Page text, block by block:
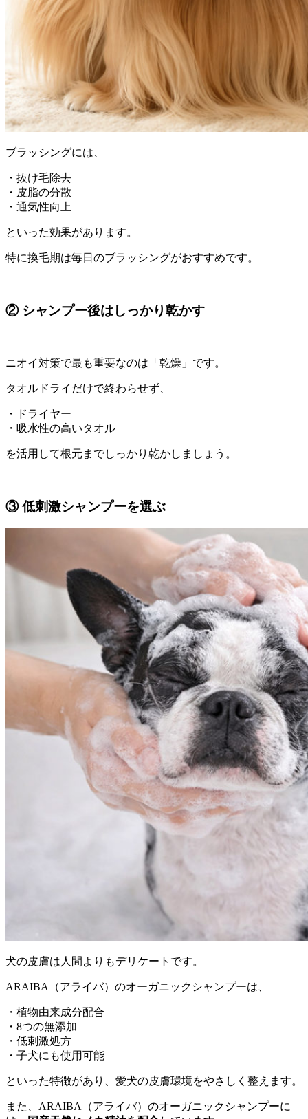
ブラッシングには、
・抜け毛除去
・皮脂の分散
・通気性向上
といった効果があります。
特に換毛期は毎日のブラッシングがおすすめです。
② シャンプー後はしっかり乾かす
ニオイ対策で最も重要なのは「乾燥」です。
タオルドライだけで終わらせず、
・ドライヤー
・吸水性の高いタオル
を活用して根元までしっかり乾かしましょう。
③ 低刺激シャンプーを選ぶ
犬の皮膚は人間よりもデリケートです。
ARAIBA（アライバ）のオーガニックシャンプーは、
・植物由来成分配合
・8つの無添加
・低刺激処方
・子犬にも使用可能
といった特徴があり、愛犬の皮膚環境をやさしく整えます。
また、ARAIBA（アライバ）のオーガニックシャンプーに